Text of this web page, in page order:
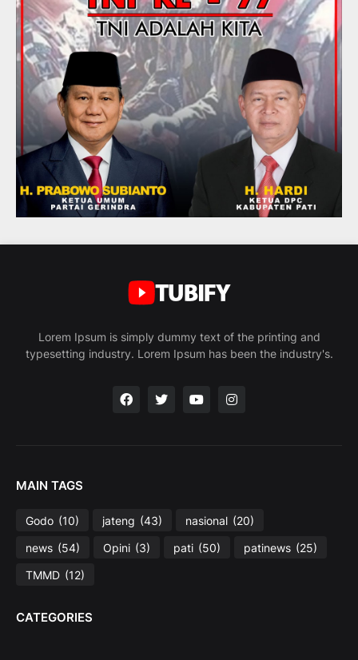
Lorem Ipsum is simply dummy text of the printing and
typesetting industry. Lorem Ipsum has been the industry's.
MAIN TAGS
Godo (10) jateng (43) nasional (20)
news (54) Opini (3) pati (50) patinews (25)
TMMD (12)
CATEGORIES